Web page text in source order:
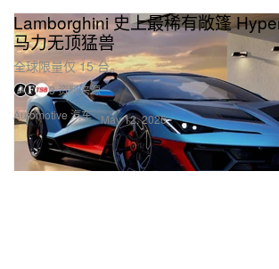
Automotive 汽车
Lamborghini 史上最稀有敞篷
马力无顶猛兽
全球限量仅 15 台。
3 资料来源
May 12, 2026